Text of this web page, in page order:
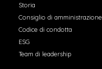
Storia
Consiglio di amministrazione
Codice di condotta
ESG
Team di leadership